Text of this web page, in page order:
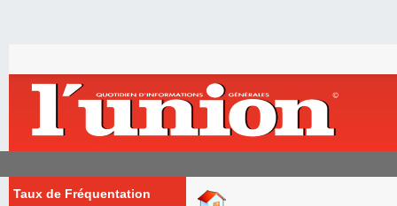
Taux de Fréquentation